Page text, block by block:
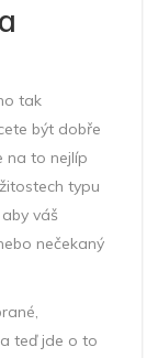
tak
být dobře
na to nejlíp
typu
váš
nečekaný
teď jde o to